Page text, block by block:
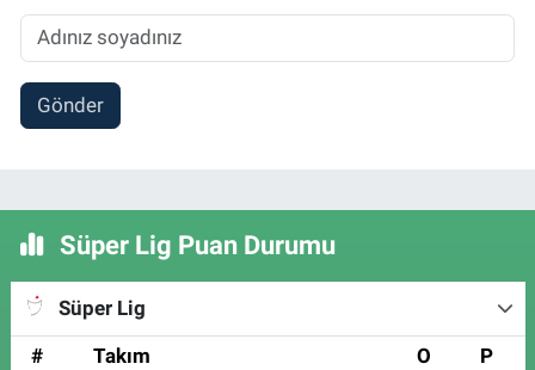
Gönder
Süper Lig Puan Durumu
Süper Lig
#
Takım O P